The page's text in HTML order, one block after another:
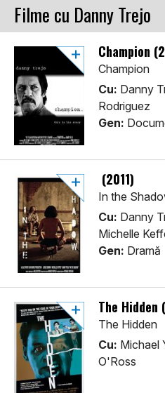
Filme cu Danny Trejo
Champion
Champion
Cu: Danny
Rodriguez
Gen:
(2011)
In the
Cu: Danny
Michelle
Gen: Dramă
The Hidden
The Hidden
Cu: Michael
O'Ross